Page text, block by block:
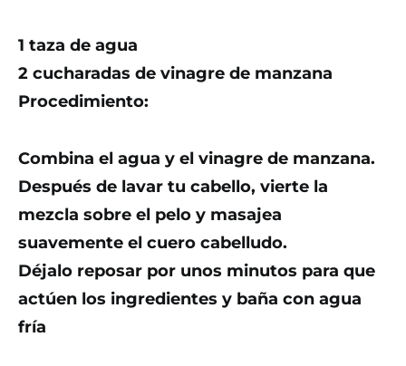
1 taza de agua
2 cucharadas de vinagre de manzana
Procedimiento:
Combina el agua y el vinagre de manzana.
Después de lavar tu cabello, vierte la
mezcla sobre el pelo y masajea
suavemente el cuero cabelludo.
Déjalo reposar por unos minutos para que
actúen los ingredientes y baña con agua
fría